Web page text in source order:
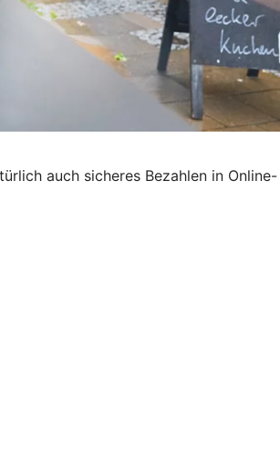
auch sicheres Bezahlen in Online-